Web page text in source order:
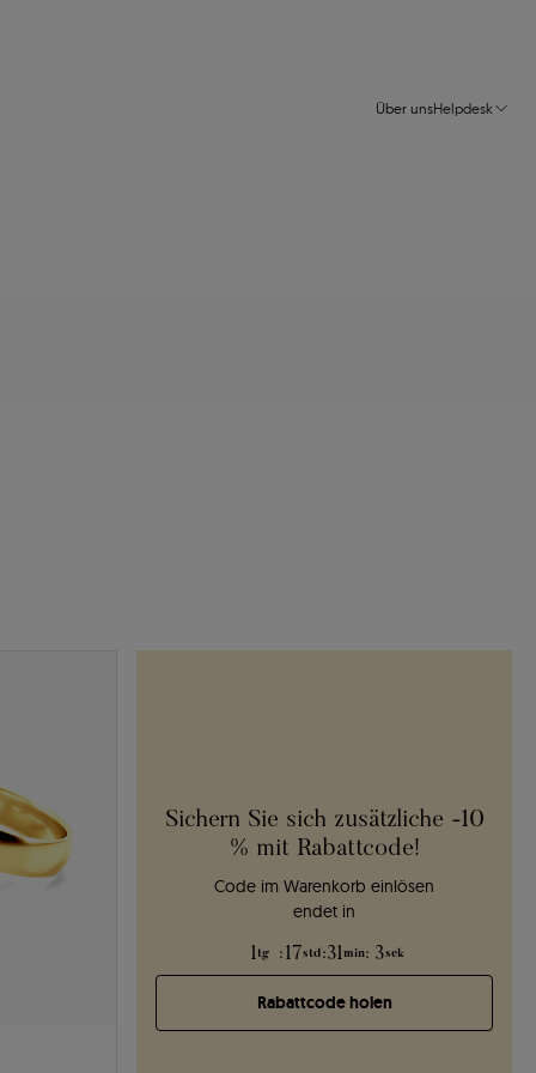
Über unsHelpdesk
Sichern Sie sich zusätzliche -10
% mit Rabattcode!
Code im Warenkorb einlösen
endet in
1 tg :17 std :31min: 2sek
Rabattcode holen